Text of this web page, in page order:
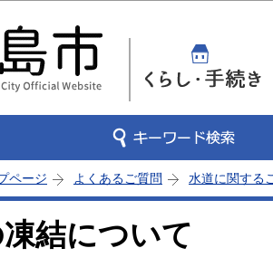
ページ よくあるご質問 水道に関する
結について